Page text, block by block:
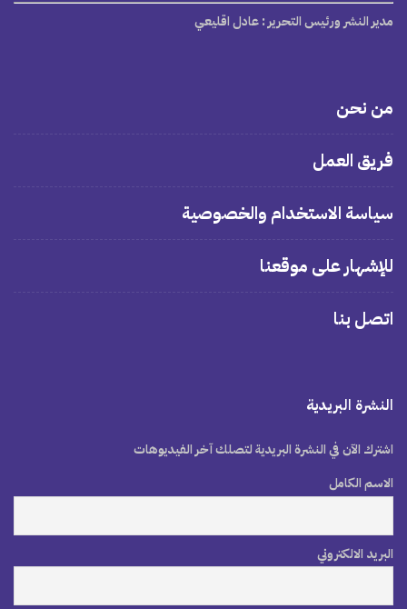
مدير النشر ورئيس التحرير: عادل اقليعي
من نحن
فريق العمل
سياسة الاستخدام والخصوصية
للإشهار على موقعنا
اتصل بنا
النشرة البريدية
اشترك الآن في النشرة البريدية لتصلك آخر الفيديوهات
الاسم الكامل
البريد الالكتروني